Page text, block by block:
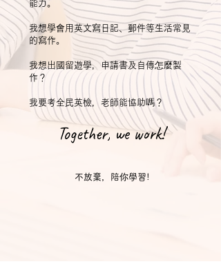
能力。
我想學會用英文寫日記、郵件等生活常見
的寫作。
我想出國留遊學，申請書及自傳怎麼製
作？
​我要考全民英檢，老師能協助嗎？
Together, we work!
​不放棄，陪你學習!